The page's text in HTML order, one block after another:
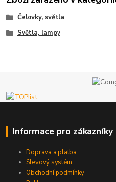
Čelovky, světla
Světla, lampy
Informace pro zákazníky
Doprava a platba
Slevový systém
Obchodní podmínky